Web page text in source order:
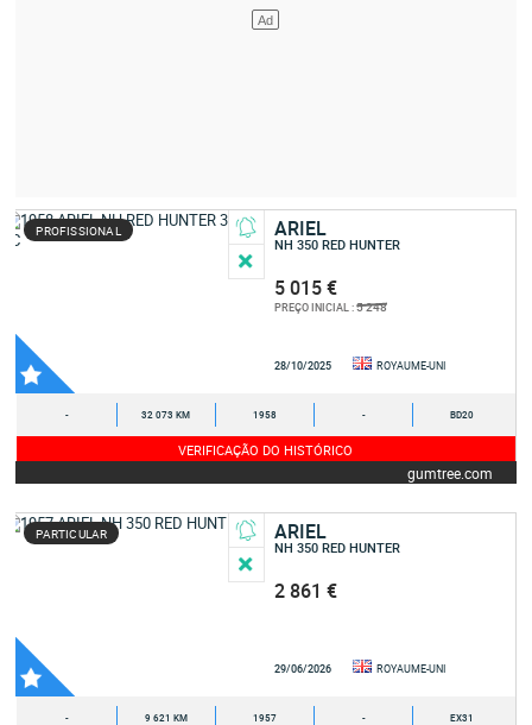
PROFISSIONAL ARIEL
NH 350 RED HUNTER
5 015 €
PREÇO INICIAL :5 248
28/10/2025 ROYAUME-UNI
- 32 073 KM 1958 - BD20
VERIFICAÇÃO DO HISTÓRICO
gumtree.com
PARTICULAR ARIEL
NH 350 RED HUNTER
2 861 €
29/06/2026 ROYAUME-UNI
- 9 621 KM 1957 - EX31